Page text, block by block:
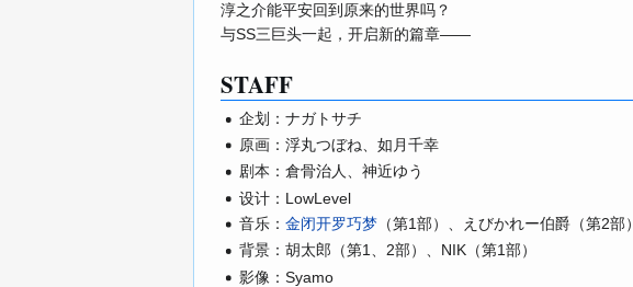
淳之介能平安回到原来的世界吗？
与SS三巨头一起，开启新的篇章——
STAFF
企划：ナガトサチ
原画： 浮丸つぼね 如月千幸
剧本： 倉骨治人 、 神近ゆう
设计：LowLevel
音乐： 金闭开罗巧梦（第1部）、 えびかれー伯爵（第2部）
背景： 胡太郎 （第1、2部）、NIK（第1部）
影像：Syamo